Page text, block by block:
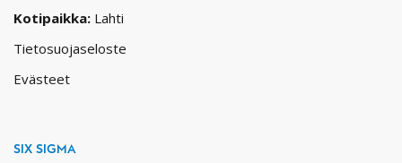
Kotipaikka: Lahti
Tietosuojaseloste
Evästeet
SIX SIGMA